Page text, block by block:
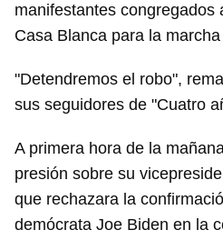
manifestantes congregados
Casa Blanca para la
"Detendremos el robo",
sus seguidores de "Cuatro
A primera hora de la
presión sobre su
que rechazara la
demócrata Joe Biden en la